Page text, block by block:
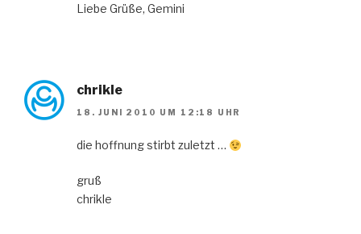
Liebe Grüße, Gemini
chrikle
18. JUNI 2010 UM 12:18 UHR
die hoffnung stirbt zuletzt …
gruß
chrikle